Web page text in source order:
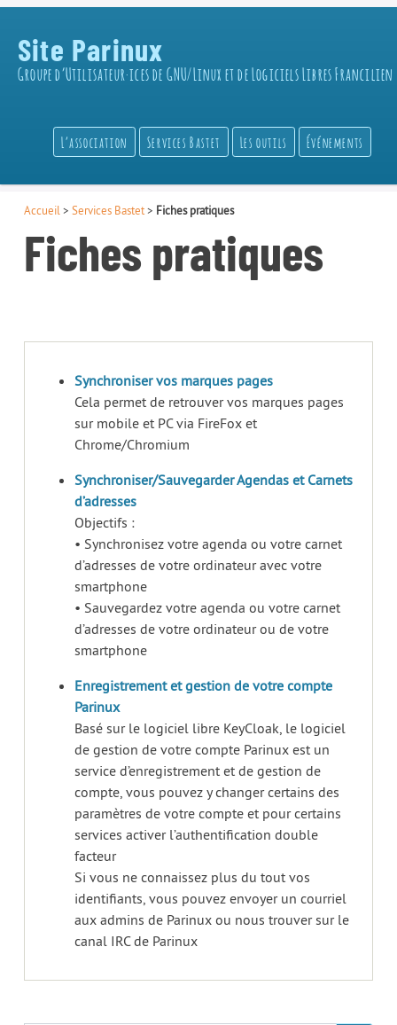
Site Parinux
Groupe d’Utilisateur·ices de GNU/Linux et de Logiciels Libres Francilien
L’association Services Bastet Les outils Événements
Accueil > Services Bastet> Fiches pratiques
Fiches pratiques
Synchroniser vos marques pages
Cela permet de retrouver vos marques pages
sur mobile et PC via FireFox et
Chrome/Chromium
Synchroniser/Sauvegarder Agendas et Carnets
d’adresses
Objectifs :
• Synchronisez votre agenda ou votre carnet
d’adresses de votre ordinateur avec votre
smartphone
• Sauvegardez votre agenda ou votre carnet
d’adresses de votre ordinateur ou de votre
smartphone
Enregistrement et gestion de votre compte
Parinux
Basé sur le logiciel libre KeyCloak, le logiciel
de gestion de votre compte Parinux est un
service d’enregistrement et de gestion de
compte, vous pouvez y changer certains des
paramètres de votre compte et pour certains
services activer l’authentification double
facteur
Si vous ne connaissez plus du tout vos
identifiants, vous pouvez envoyer un courriel
aux admins de Parinux ou nous trouver sur le
canal IRC de Parinux